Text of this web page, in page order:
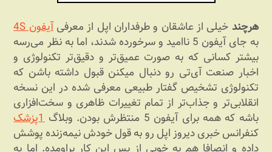
هرچند خیلی از عاشقان و طرفداران اپل از معرفیآیفون 4S
به جای آیفون 5 ناامید و سرخورده شدند، اما به نظر می‌رسه
بیشتر کسانی که به صورت عمیق‌تر و دقیق‌تر تکنولوژی و
اخبار صنعت آی‌تی رو دنبال میکنن قبول داشته باشن که
تکنولوژی تشخیص گفتار طبیعی معرفی شده در این نسخه
انقلابی‌تر و جذاب‌تر از تمام تغییرات ظاهری و سخت‌افزاری
باشه که همه برای آیفون 5 منتظرش بودن. وبلاگ
1پزشک
کنفرانس خبری دیروز اپل رو به قول خودش نیمه‌زنده پوشش
داده و انصافا هم به خوبی از پس این کار براومده. اما به